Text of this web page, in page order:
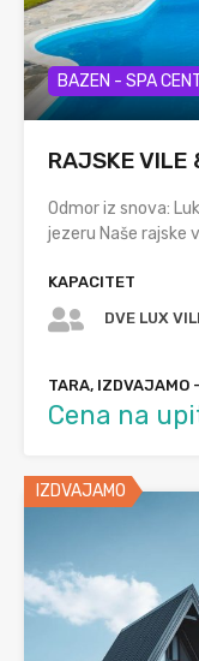
BAZEN - SPA
RAJSKE VILE
Odmor iz snova:
jezeru Naše rajske
KAPACITET
DVE LUX
TARA, IZDVAJAMO
Cena na
IZDVAJAMO